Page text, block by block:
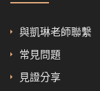
與凱琳老師聯繫
常見問題
見證分享